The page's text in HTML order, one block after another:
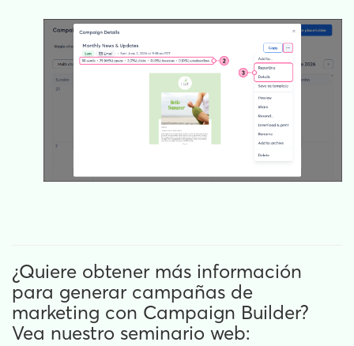
¿Quiere obtener más información
para generar campañas de
marketing con Campaign Builder?
Vea nuestro seminario web: